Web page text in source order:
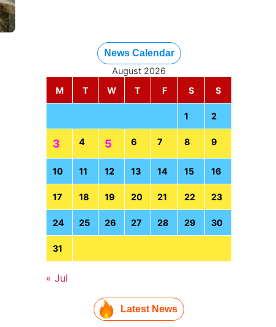
News Calendar
August 2026
M
T W T F S S
1 2
3 4 5 6 7 8 9
10 11 12 13 14 15 16
17 18 19 20 21 22 23
24 25 26 27 28 29 30
31
« Jul
Latest News